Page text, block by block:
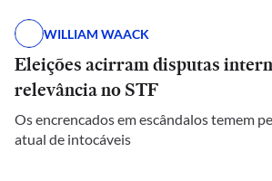
WILLIAM WAACK
Eleições acirram disputas
relevância no STF
Os encrencados em escândalos temem
atual de intocáveis